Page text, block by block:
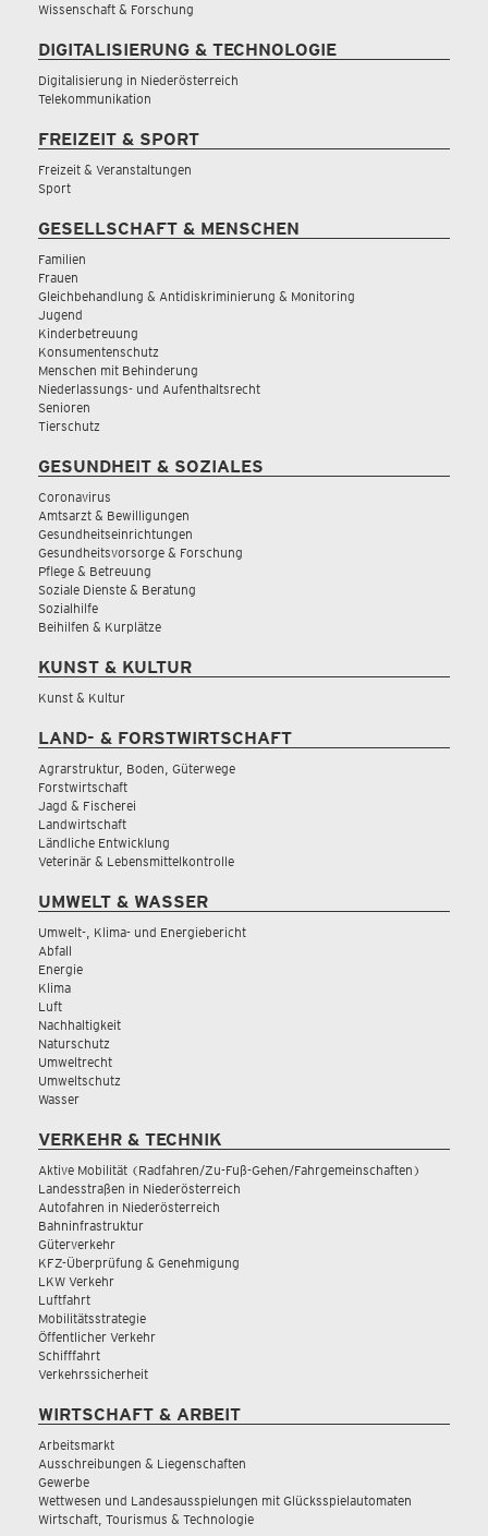
Wissenschaft & Forschung
DIGITALISIERUNG & TECHNOLOGIE
Digitalisierung in Niederösterreich
Telekommunikation
FREIZEIT & SPORT
Freizeit & Veranstaltungen
Sport
GESELLSCHAFT & MENSCHEN
Familien
Frauen
Gleichbehandlung & Antidiskriminierung & Monitoring
Jugend
Kinderbetreuung
Konsumentenschutz
Menschen mit Behinderung
Niederlassungs- und Aufenthaltsrecht
Senioren
Tierschutz
GESUNDHEIT & SOZIALES
Coronavirus
Amtsarzt & Bewilligungen
Gesundheitseinrichtungen
Gesundheitsvorsorge & Forschung
Pflege & Betreuung
Soziale Dienste & Beratung
Sozialhilfe
Beihilfen & Kurplätze
KUNST & KULTUR
Kunst & Kultur
LAND- & FORSTWIRTSCHAFT
Agrarstruktur, Boden, Güterwege
Forstwirtschaft
Jagd & Fischerei
Landwirtschaft
Ländliche Entwicklung
Veterinär & Lebensmittelkontrolle
UMWELT & WASSER
Umwelt-, Klima- und Energiebericht
Abfall
Energie
Klima
Luft
Nachhaltigkeit
Naturschutz
Umweltrecht
Umweltschutz
Wasser
VERKEHR & TECHNIK
Aktive Mobilität (Radfahren/Zu-Fuß-Gehen/Fahrgemeinschaften)
Landesstraßen in Niederösterreich
Autofahren in Niederösterreich
Bahninfrastruktur
Güterverkehr
KFZ-Überprüfung & Genehmigung
LKW Verkehr
Luftfahrt
Mobilitätsstrategie
Öffentlicher Verkehr
Schifffahrt
Verkehrssicherheit
WIRTSCHAFT & ARBEIT
Arbeitsmarkt
Ausschreibungen & Liegenschaften
Gewerbe
Wettwesen und Landesausspielungen mit Glücksspielautomaten
Wirtschaft, Tourismus & Technologie